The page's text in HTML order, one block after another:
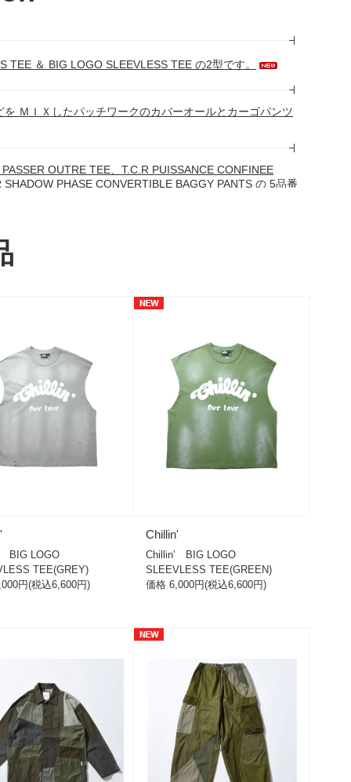
＆ BIG LOGO SLEEVLESS TEE の2型です。
ＭＩＸしたパッチワークのカバーオールとカーゴパンツ
OUTRE TEE、T.C.R PUISSANCE CONFINEE
PHASE CONVERTIBLE BAGGY PANTS の 5品番
BIG LOGO
TEE(GREY)
円(税込6,600円)
Chillin'
Chillin’ BIG LOGO
SLEEVLESS TEE(GREEN)
価格 6,000円(税込6,600円)